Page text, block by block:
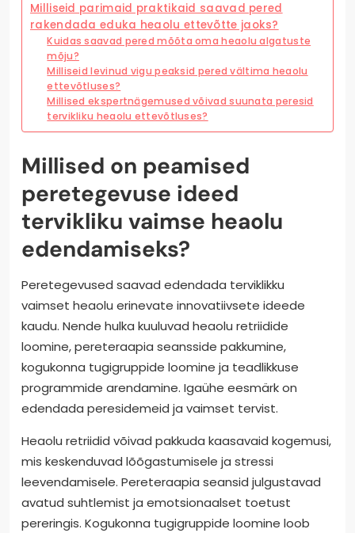
Milliseid parimaid praktikaid saavad pered
rakendada eduka heaolu ettevõtte jaoks?
Kuidas saavad pered mõõta oma heaolu algatuste
mõju?
Milliseid levinud vigu peaksid pered vältima heaolu
ettevõtluses?
Millised ekspertnägemused võivad suunata peresid
tervikliku heaolu ettevõtluses?
Millised on peamised
peretegevuse ideed
tervikliku vaimse heaolu
edendamiseks?
Peretegevused saavad edendada terviklikku
vaimset heaolu erinevate innovatiivsete ideede
kaudu. Nende hulka kuuluvad heaolu retriidide
loomine, pereteraapia seansside pakkumine,
kogukonna tugigruppide loomine ja teadlikkuse
programmide arendamine. Igaühe eesmärk on
edendada peresidemeid ja vaimset tervist.
Heaolu retriidid võivad pakkuda kaasavaid kogemusi,
mis keskenduvad lõõgastumisele ja stressi
leevendamisele. Pereteraapia seansid julgustavad
avatud suhtlemist ja emotsionaalset toetust
pereringis. Kogukonna tugigruppide loomine loob